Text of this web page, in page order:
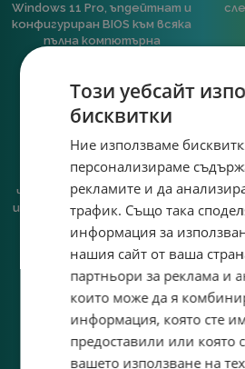
Windows 11 Pro, ъпдейтнат и
конфигуриран BIOS към всяка
пълна компютърна
При нас говориш с реален
човек, не с чатбот, когато
имаш нужда от консултация
или справяне с проблем.
Този уебсайт
бисквитки
Ние използваме
персонализираме
рекламите и да
трафик. Също така
информация за
нашия сайт от ваша
партньори за реклама и
които може да я
информация, която сте
предоставили или която
вашето използване на